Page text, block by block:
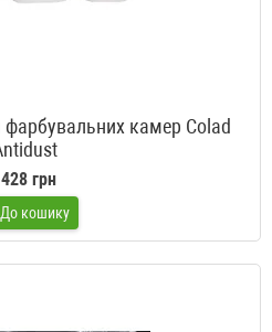
камер Colad
грн
До кошику